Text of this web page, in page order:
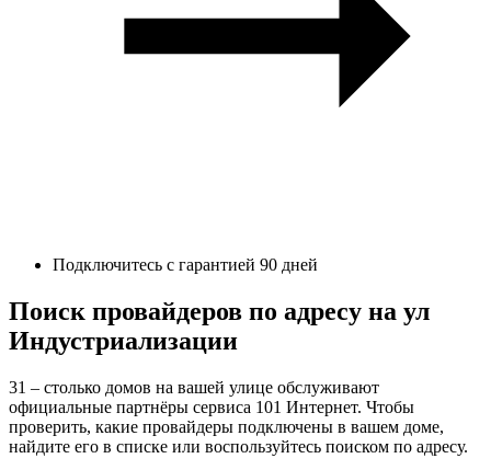
Подключитесь с гарантией 90 дней
Поиск провайдеров по адресу на ул
Индустриализации
31 – столько домов на вашей улице обслуживают
официальные партнёры сервиса 101 Интернет. Чтобы
проверить, какие провайдеры подключены в вашем доме,
найдите его в списке или воспользуйтесь поиском по адресу.